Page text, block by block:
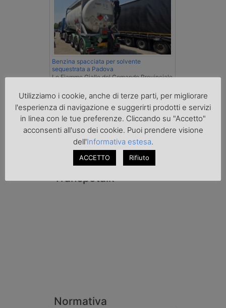
Benzina spacciata per solvente
sequestrata a Padova
Le Fiamme Gialle del Comando Provinciale
preventivo 33mila litri di benzina di
contrabbando, dichiarata come solvente
nei documenti di trasporto, e
l'autoarticolato utilizzato. Denunciato per
contrabbando di prodotti petroliferi il
conducente ungherese del mezzo, fermato
al valico di Tarvisio.
Transpotalk
Normativa
Utilizziamo i cookie, anche di terze parti, per migliorare
l'esperienza di navigazione e suggerirti prodotti e servizi
in linea con le tue preferenze. Cliccando su "Accetto"
acconsenti all'uso dei cookie. Puoi prendere visione
dell'Informativa estesa.
ACCETTO Rifiuto